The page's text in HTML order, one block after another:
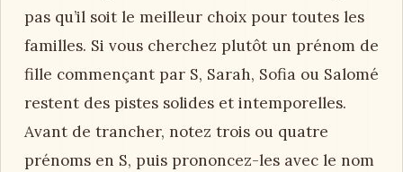
pas qu’il soit le meilleur choix pour toutes les
familles. Si vous cherchez plutôt un prénom de
fille commençant par S, Sarah, Sofia ou Salomé
restent des pistes solides et intemporelles.
Avant de trancher, notez trois ou quatre
prénoms en S, puis prononcez-les avec le nom